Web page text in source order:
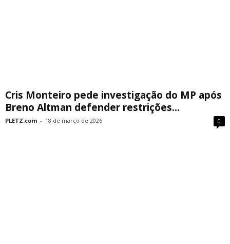
Cris Monteiro pede investigação do MP após
Breno Altman defender restrições...
PLETZ.com - 18 de março de 2026 0